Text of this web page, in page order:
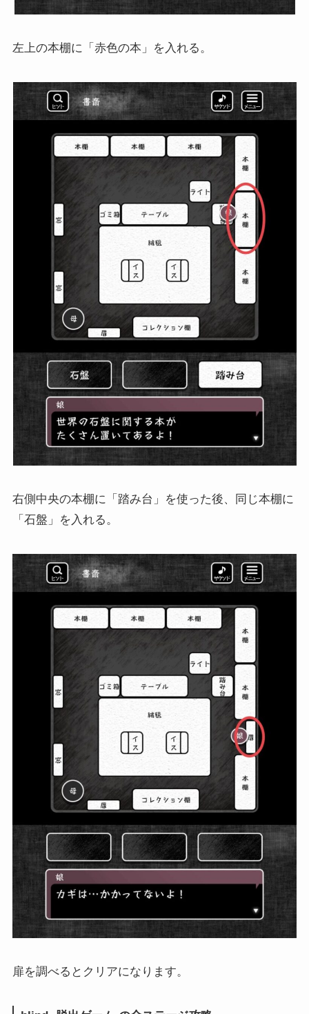
左上の本棚に「赤色の本」を入れる。
右側中央の本棚に「踏み台」を使った後、同じ本棚に
「石盤」を入れる。
扉を調べるとクリアになります。